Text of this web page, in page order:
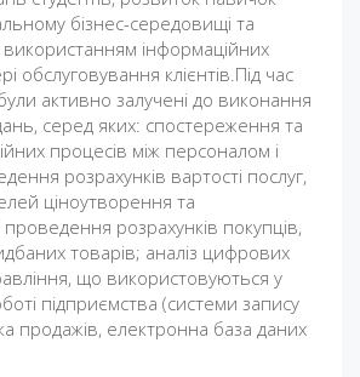
бізнес-середовищі та
інформаційних
обслуговування клієнтів.Під час
активно залучені до виконання
серед яких: спостереження та
процесів між персоналом і
розрахунків вартості послуг,
ціноутворення та
розрахунків покупців,
товарів; аналіз цифрових
що використовуються у
підприємства (системи запису
продажів, електронна база даних